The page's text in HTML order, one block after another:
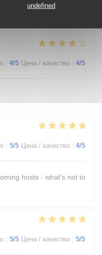
undefined
: 4/5 Цена / качество : 4/5
: 5/5 Цена / качество : 4/5
hosts - what's not to
: 5/5 Цена / качество : 5/5